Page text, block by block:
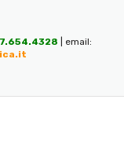
| email: